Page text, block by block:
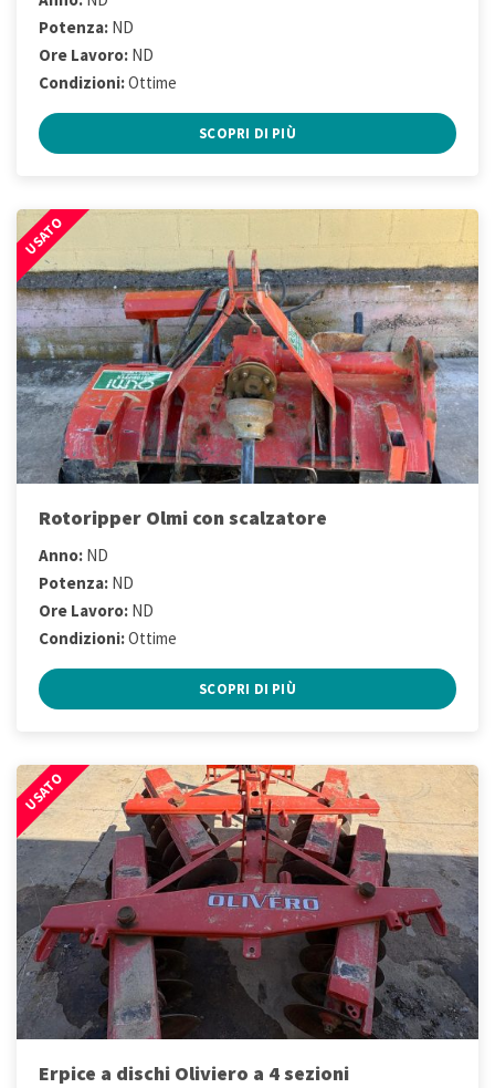
Potenza: ND
Ore Lavoro: ND
Condizioni:Ottime
SCOPRI DI PIÙ
USATO
Rotoripper Olmi con scalzatore
Anno: ND
Potenza: ND
Ore Lavoro: ND
Condizioni:Ottime
SCOPRI DI PIÙ
USATO
Erpice a dischi Oliviero a 4 sezioni